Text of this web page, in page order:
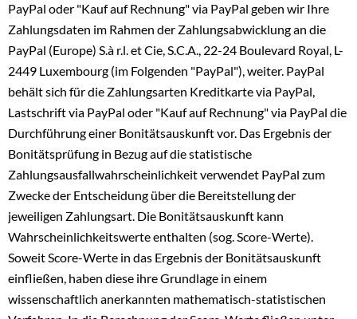
PayPal oder "Kauf auf Rechnung" via PayPal geben wir Ihre
Zahlungsdaten im Rahmen der Zahlungsabwicklung an die
PayPal (Europe) S.à r.l. et Cie, S.C.A., 22-24 Boulevard Royal, L-
2449 Luxembourg (im Folgenden "PayPal"), weiter. PayPal
behält sich für die Zahlungsarten Kreditkarte via PayPal,
Lastschrift via PayPal oder "Kauf auf Rechnung" via PayPal die
Durchführung einer Bonitätsauskunft vor. Das Ergebnis der
Bonitätsprüfung in Bezug auf die statistische
Zahlungsausfallwahrscheinlichkeit verwendet PayPal zum
Zwecke der Entscheidung über die Bereitstellung der
jeweiligen Zahlungsart. Die Bonitätsauskunft kann
Wahrscheinlichkeitswerte enthalten (sog. Score-Werte).
Soweit Score-Werte in das Ergebnis der Bonitätsauskunft
einfließen, haben diese ihre Grundlage in einem
wissenschaftlich anerkannten mathematisch-statistischen